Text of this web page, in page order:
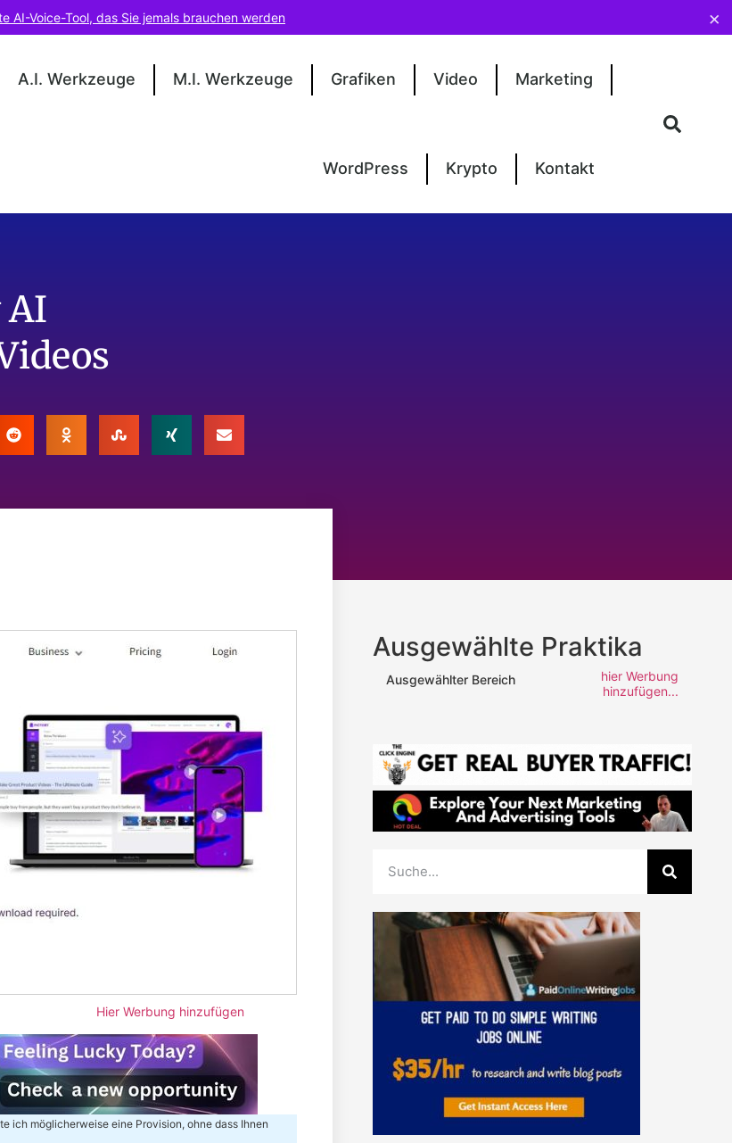
A.I. Werkzeuge M.I. Werkzeuge Grafiken Video Marketing
WordPress Krypto Kontakt
AI
Hier Werbung hinzufügen
ich möglicherweise eine Provision, ohne dass Ihnen
Ausgewählte Praktika
Ausgewählter Bereich
hier Werbung
hinzufügen...
AI-Voice-Tool, das Sie jemals brauchen werden ×